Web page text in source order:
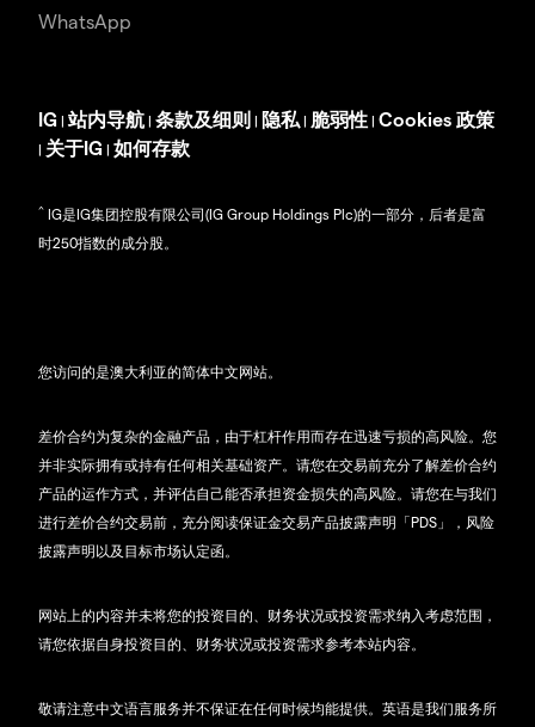
WhatsApp
IG |站内导航 | 条款及细则 | 隐私 | 脆弱性 | Cookies 政策
| 关于IG | 如何存款
^ IG是IG集团控股有限公司(IG Group Holdings Plc)的一部分，后者是富
时250指数的成分股。
您访问的是澳大利亚的简体中文网站。
差价合约为复杂的金融产品，由于杠杆作用而存在迅速亏损的高风险。您
并非实际拥有或持有任何相关基础资产。请您在交易前充分了解差价合约
产品的运作方式，并评估自己能否承担资金损失的高风险。请您在与我们
进行差价合约交易前，充分阅读保证金交易产品披露声明「PDS」，风险
披露声明以及目标市场认定函。
网站上的内容并未将您的投资目的、财务状况或投资需求纳入考虑范围，
请您依据自身投资目的、财务状况或投资需求参考本站内容。
敬请注意中文语言服务并不保证在任何时候均能提供。英语是我们服务所